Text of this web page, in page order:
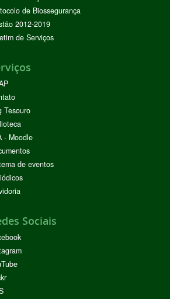
de Biossegurança
2012-2019
de Serviços
Tesouro
- Moodle
de eventos
Sociais